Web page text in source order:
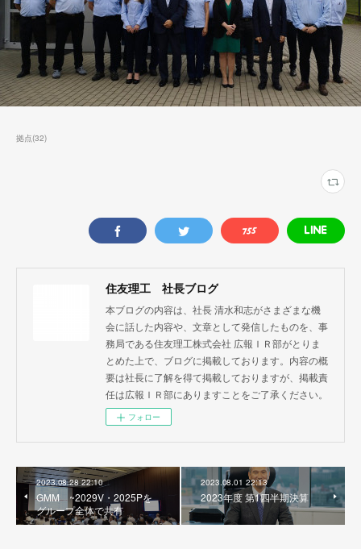
拠点(32)
住友理工 社長ブログ
本ブログの内容は、社長 清水和志がさまざまな機
会に話した内容や、文章として発信したものを、事
務局である住友理工株式会社 広報ＩＲ部がとりま
とめた上で、ブログに掲載しております。内容の概
要は社長に了解を得て掲載しておりますが、掲載責
任は広報ＩＲ部にありますことをご了承ください。
フォロー
2023.08.28 22:10
GMM ~2029V・2025Pを
グループ全体で共有
2023.08.01 22:13
2023年度 第1四半期決算